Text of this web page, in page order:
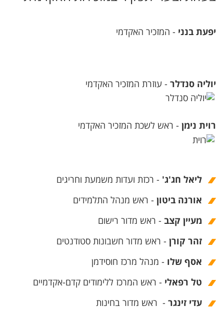
יפעת בנני - המזכיר האקדמי
יוליה סנדלר - עוזרת המזכיר האקדמי
רוית נימן - ראש לשכת המזכיר האקדמי
ליאל חג'ג' - רכזת ועדות משמעת וחריגים
אורנה ביטון - ראש מנהל התלמידים
מעיין קצב - ראש מדור רישום
זהר קורן - ראש מדור חשבונות סטודנטים
אסף שלו - מנהל מרכז חוסידמן
טל רפאלי - ראש המרכז ללימודים קדם-אקדמיים
עדי זינגר - ראש מדור ​בחינות